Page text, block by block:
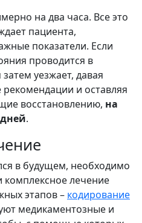
на два часа. Все это
пациента,
показатели. Если
проводится в
уезжает, давая
и оставляя
восстановлению, на
.
в будущем, необходимо
комплексное лечение
этапов – кодирование
медикаментозные и